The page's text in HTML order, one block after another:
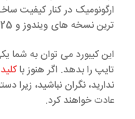
ارگونومیک در کنار کیفیت
ترین نسخه های ویندوز و 25 ماه گارانتی بسیار معتبر گرین است.
این کیبورد می توان به شما
تایپ را بدهد. اگر هنوز با
ندارید، نگران نباشید، زیرا
عادت خواهند کرد.